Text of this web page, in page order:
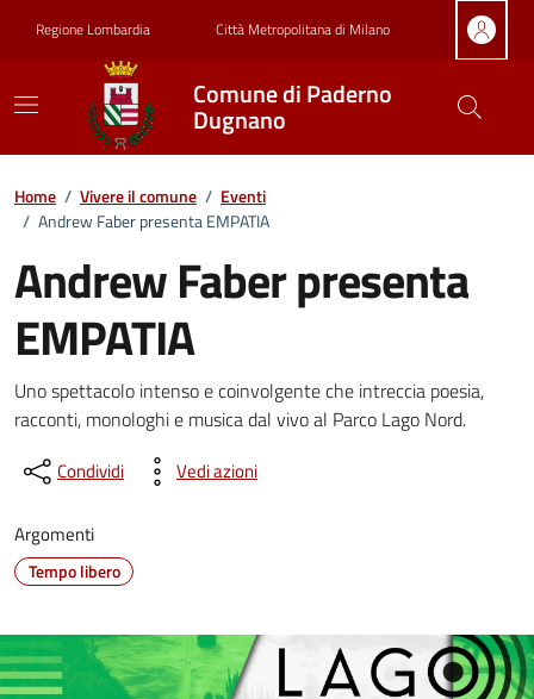
Regione Lombardia Città Metropolitana di Milano
Comune di Paderno
Dugnano
Home / Vivere il comune / Eventi
/ Andrew Faber presenta EMPATIA
Andrew Faber presenta
EMPATIA
Dettagli della notizia
Uno spettacolo intenso e coinvolgente che intreccia poesia,
racconti, monologhi e musica dal vivo al Parco Lago Nord.
Condividi Vedi azioni
Argomenti
Tempo libero